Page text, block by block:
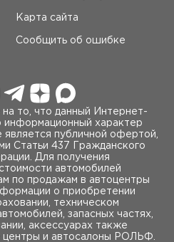
Карта сайта
Сообщить об ошибке
то, что данный Интернет-
информационный характер
является публичной офертой,
Статьи 437 Гражданского
Для получения
автомобилей
по продажам в автоцентры
о приобретении
техническом
запасных частях,
аксессуарах также
центры и автосалоны РОЛЬФ.